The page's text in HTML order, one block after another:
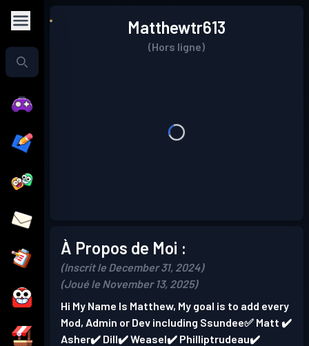
Matthewtr613
(Hors ligne)
À Propos de Moi :
(Inscrit le December 31, 2024)
(Joué le November 13, 2025)
Hi My Name Is Matthew, My goal is to add every
Mod, Admin or Dev including Ssundee✅ Matt ✔️
Asher✔️ Dill✔️ Weasel✔️ Philliptrudeau✔️